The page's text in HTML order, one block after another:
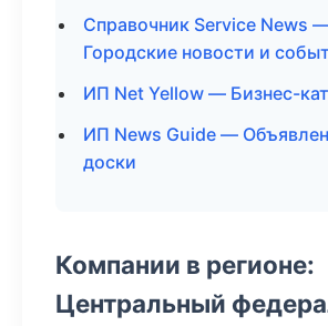
Справочник Service News
Городские новости и
ИП Net Yellow — Бизнес-
ИП News Guide —
доски
Компании в регионе:
Центральный